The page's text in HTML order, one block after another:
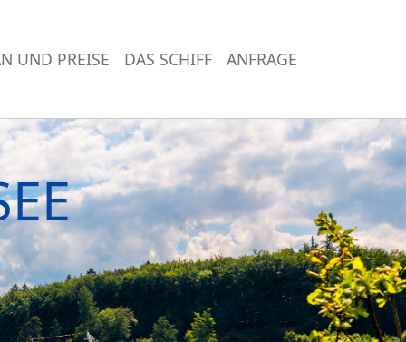
UND PREISE DAS SCHIFF ANFRAGE